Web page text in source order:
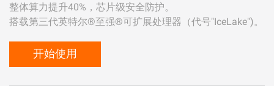
整体算力提升40%，芯片级安全防护。
搭载第三代英特尔®至强®可扩展处理器（代号"IceLake")。
开始使用